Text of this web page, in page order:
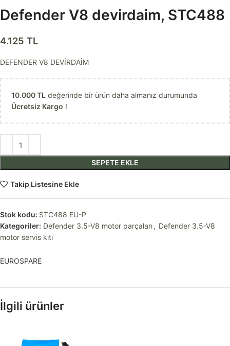
Defender V8 devirdaim, STC488
4.125 TL
DEFENDER V8 DEVİRDAİM
10.000TL değerinde bir ürün daha almanız durumunda
Ücretsiz Kargo !
SEPETE EKLE
Takip Listesine Ekle
Stok kodu: STC488 EU-P
Kategoriler: Defender 3.5-V8 motor parçaları, Defender 3.5-V8
motor servis kiti
EUROSPARE
İlgili ürünler